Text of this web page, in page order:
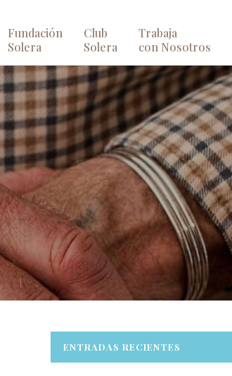
Fundación
Solera
Club
Solera
Trabaja
con Nosotros
ENTRADAS RECIENTES